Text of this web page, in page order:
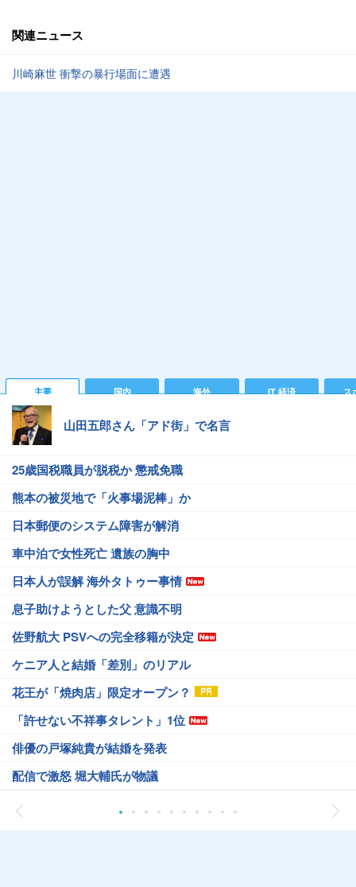
関連ニュース
川崎麻世 衝撃の暴行場面に遭遇
主要 国内 海外 IT 経済 ス
山田五郎さん「アド街」で名言
25歳国税職員が脱税か 懲戒免職
熊本の被災地で「火事場泥棒」か
日本郵便のシステム障害が解消
車中泊で女性死亡 遺族の胸中
日本人が誤解 海外タトゥー事情
息子助けようとした父 意識不明
佐野航大 PSVへの完全移籍が決定
ケニア人と結婚「差別」のリアル
花王が「焼肉店」限定オープン？
「許せない不祥事タレント」1位
俳優の戸塚純貴が結婚を発表
配信で激怒 堀大輔氏が物議